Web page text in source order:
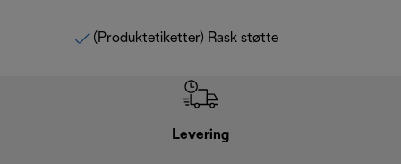
(Produktetiketter) Rask støtte
Levering